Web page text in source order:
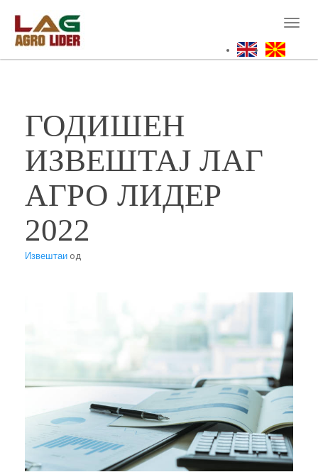
main
content
ГОДИШЕН
ИЗВЕШТАЈ ЛАГ
АГРО ЛИДЕР
2022
Извештаиод